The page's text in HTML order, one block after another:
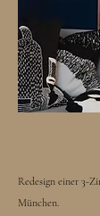
Redesign einer 3-
München.